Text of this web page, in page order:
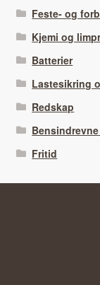
Feste- og
Kjemi og
Batterier
Lastesikring
Redskap
Fritid